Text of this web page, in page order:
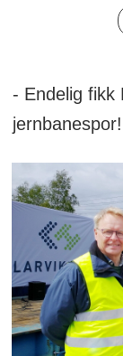
- Endelig fikk
jernbanespor!